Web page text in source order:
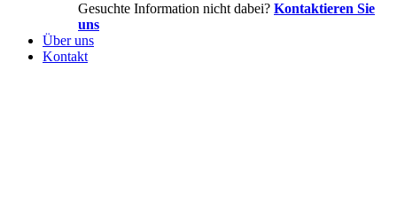
Gesuchte Information nicht dabei? Kontaktieren Sie
uns
Über uns
Kontakt